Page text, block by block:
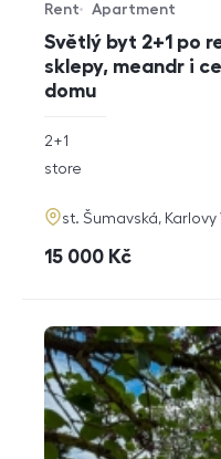
Světlý byt 2+1 po
sklepy, meandr i
domu
Offer type
Rent
Property type
Apartment
rozměry
2+1
funkce
store
adresa
st. Šumavská, Karlovy
cena
15 000 Kč